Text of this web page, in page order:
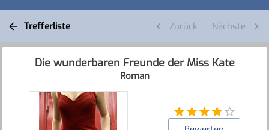
Trefferliste Zurück Nächste
Die wunderbaren Freunde der Miss Kate
Roman